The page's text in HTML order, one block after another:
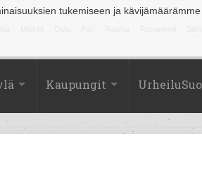
tukemiseen ja
Kaupungit